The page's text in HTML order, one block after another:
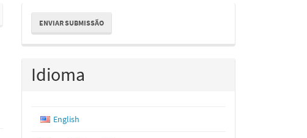
Enviar
Submissão
ENVIAR SUBMISSÃO
Idioma
English